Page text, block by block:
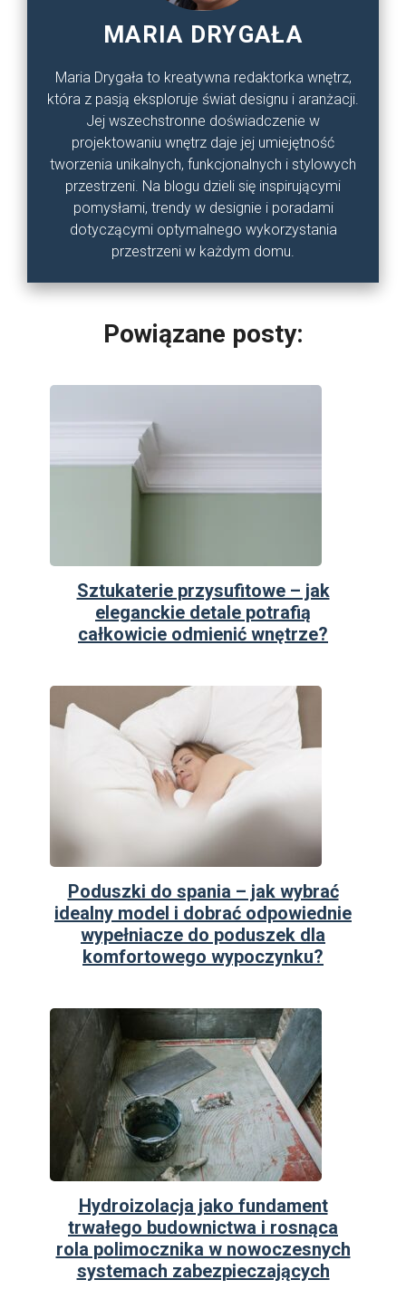
MARIA DRYGAŁA
Maria Drygała to kreatywna redaktorka wnętrz,
która z pasją eksploruje świat designu i aranżacji.
Jej wszechstronne doświadczenie w
projektowaniu wnętrz daje jej umiejętność
tworzenia unikalnych, funkcjonalnych i stylowych
przestrzeni. Na blogu dzieli się inspirującymi
pomysłami, trendy w designie i poradami
dotyczącymi optymalnego wykorzystania
przestrzeni w każdym domu.
Powiązane posty:
Sztukaterie przysufitowe – jak
eleganckie detale potrafią
całkowicie odmienić wnętrze?
Poduszki do spania – jak wybrać
idealny model i dobrać odpowiednie
wypełniacze do poduszek dla
komfortowego wypoczynku?
Hydroizolacja jako fundament
trwałego budownictwa i rosnąca
rola polimocznika w nowoczesnych
systemach zabezpieczających